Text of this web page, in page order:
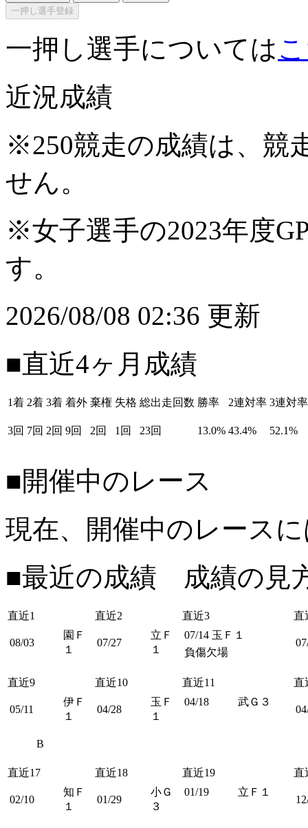
一押し選手登録
一押し選手については
近況成績
※250競走の成績は、競
せん。
※女子選手の2023年度
す。
2026/08/08 02:36 更新
■直近4ヶ月成績
1着 2着 3着 着外 棄権 失格 総出走回数 勝率 2連対率 3連対率
3回 7回 2回 9回 2回 1回 23回 13.0% 43.4% 52.1%
■開催中のレース
現在、開催中のレース
■最近の成績 成績の見
直近1 直近2 直近3 直
08/03
園Ｆ
１
07/27
立Ｆ
１
07/14 玉Ｆ１
負傷欠場
直近9 直近10 直近11 直
05/11
伊Ｆ
１
B
04/28
玉Ｆ
１
04/18 武Ｇ３
直近17 直近18 直近19 直
02/10
知Ｆ
１
01/29
小Ｇ
３
01/19 立Ｆ１